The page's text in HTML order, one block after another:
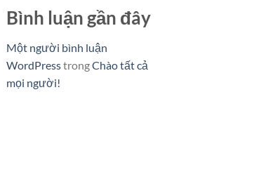
Bình luận gần đây
Một người bình luận
WordPresstrongChào tất cả
mọi người!